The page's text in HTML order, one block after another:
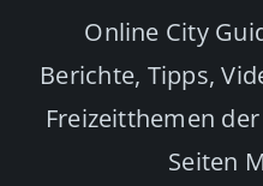
Online City
Berichte, Tipps,
Freizeitthemen
Seiten